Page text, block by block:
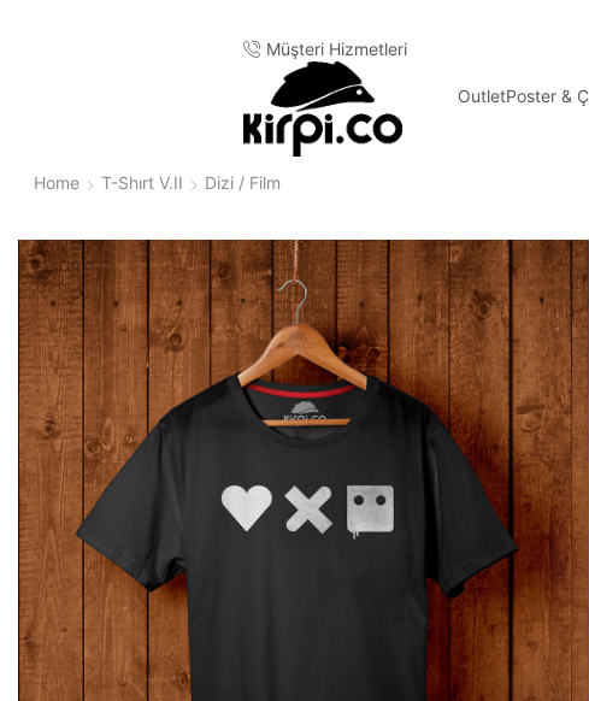
Müşteri Hizmetleri
OutletPoster &
Home T-Shırt V.II Dizi / Film